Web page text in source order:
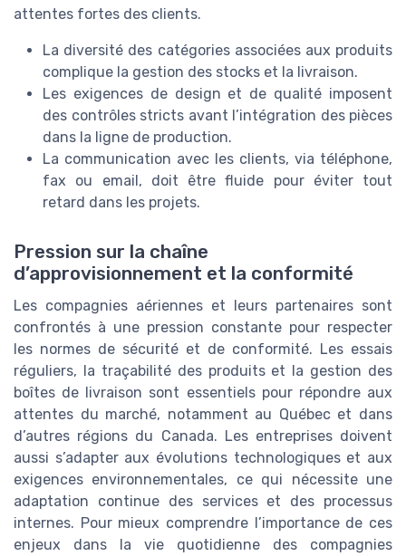
attentes fortes des clients.
La diversité des catégories associées aux produits
complique la gestion des stocks et la livraison.
Les exigences de design et de qualité imposent
des contrôles stricts avant l’intégration des pièces
dans la ligne de production.
La communication avec les clients, via téléphone,
fax ou email, doit être fluide pour éviter tout
retard dans les projets.
Pression sur la chaîne
d’approvisionnement et la conformité
Les compagnies aériennes et leurs partenaires sont
confrontés à une pression constante pour respecter
les normes de sécurité et de conformité. Les essais
réguliers, la traçabilité des produits et la gestion des
boîtes de livraison sont essentiels pour répondre aux
attentes du marché, notamment au Québec et dans
d’autres régions du Canada. Les entreprises doivent
aussi s’adapter aux évolutions technologiques et aux
exigences environnementales, ce qui nécessite une
adaptation continue des services et des processus
internes. Pour mieux comprendre l’importance de ces
enjeux dans la vie quotidienne des compagnies